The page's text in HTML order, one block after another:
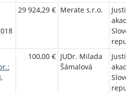
29 924,29 € Merate s.r.o.
100,00 € JUDr. Milada
Šámalová